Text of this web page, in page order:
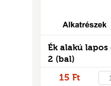
Ék alakú lapos
2 (bal)
15 Ft